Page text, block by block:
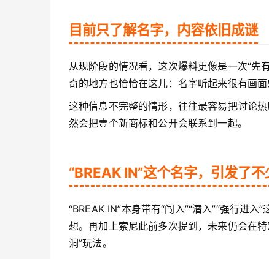
目前只了解名字，内容依旧成谜
从现阶段的情况看，这次爆料更像是一次“先
奇的地方也恰恰在这儿：名字听起来很有画
这种信息不完整的情形，往往最容易把讨论
然会把壹个新商标和公开会联系到一起。
“BREAK IN”这个名字，引发了
“BREAK IN”本身带有“闯入”“潜入”“强行进
想。再加上索尼此前多次提到，未来仍会在
洞”玩法。